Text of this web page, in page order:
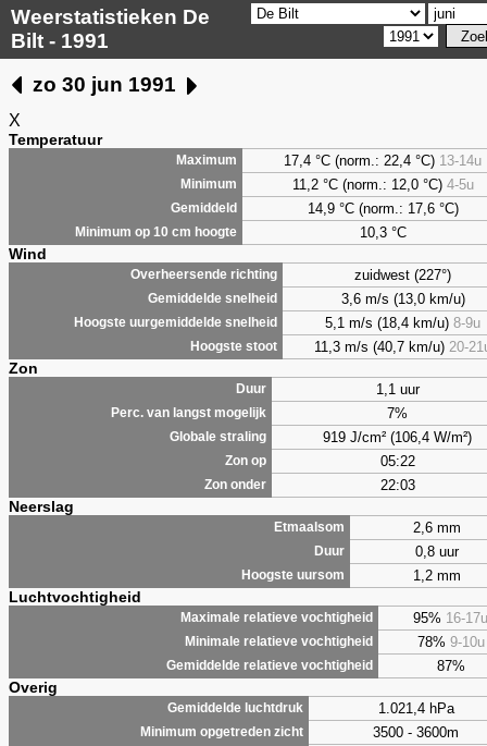
Weerstatistieken De
Bilt - 1991
zo 30 jun 1991
X
Temperatuur
Maximum 17,4 °C (norm.: 22,4 °C) 13-14u
Minimum 11,2 °C (norm.: 12,0 °C) 4-5u
Gemiddeld 14,9 °C (norm.: 17,6 °C)
Minimum op 10 cm hoogte 10,3 °C
Wind
Overheersende richting zuidwest (227°)
Gemiddelde snelheid 3,6 m/s (13,0 km/u)
Hoogste uurgemiddelde snelheid 5,1 m/s (18,4 km/u) 8-9u
Hoogste stoot 11,3 m/s (40,7 km/u) 20-
Zon
Duur 1,1 uur
Perc. van langst mogelijk 7%
Globale straling 919 J/cm² (106,4 W/m²)
Zon op 05:22
Zon onder 22:03
Neerslag
Etmaalsom 2,6 mm
Duur 0,8 uur
Hoogste uursom 1,2 mm
Luchtvochtigheid
Maximale relatieve vochtigheid 95% 16-17u
Minimale relatieve vochtigheid 78% 9-10u
Gemiddelde relatieve vochtigheid 87%
Overig
Gemiddelde luchtdruk 1.021,4 hPa
Minimum opgetreden zicht 3500 - 3600m